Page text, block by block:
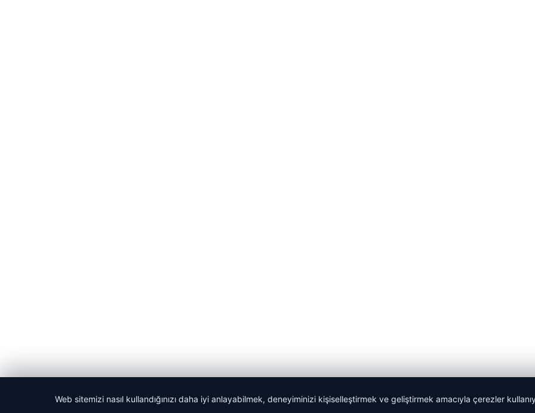
© 2026 Yerel Vakti – Güncel Haberler
Web sitemizi nasıl kullandığınızı daha iyi anlayabilmek, deneyiminizi kişiselleştirmek ve geliştirmek amacıyla çerezler